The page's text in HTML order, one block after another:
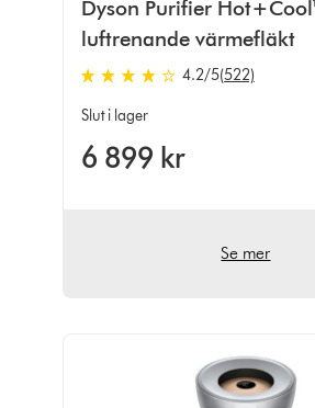
Dyson Purifier
luftrenande värmefläkt
4.2
stjärnor
5
från
4.2/5(522)
Slut i lager
6 899 kr
Se mer